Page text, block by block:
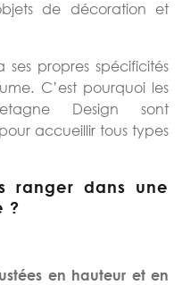
de décoration et
propres spécificités
C’est pourquoi les
Design sont
pour accueillir tous types
ranger dans une
?
en hauteur et en